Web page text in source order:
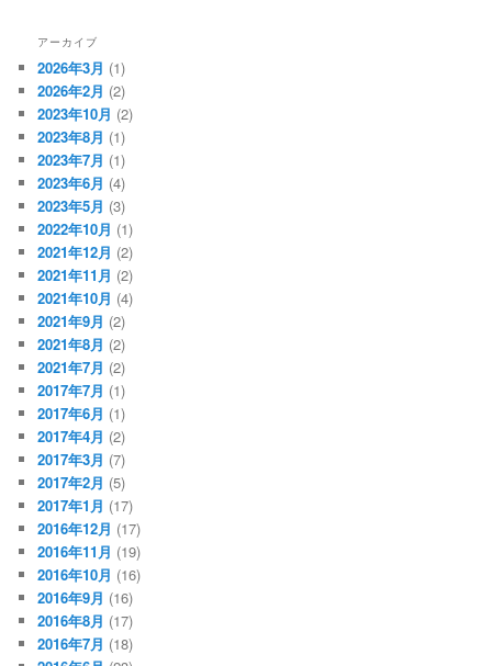
アーカイブ
2026年3月 (1)
2026年2月 (2)
2023年10月 (2)
2023年8月 (1)
2023年7月 (1)
2023年6月 (4)
2023年5月 (3)
2022年10月 (1)
2021年12月 (2)
2021年11月 (2)
2021年10月 (4)
2021年9月 (2)
2021年8月 (2)
2021年7月 (2)
2017年7月 (1)
2017年6月 (1)
2017年4月 (2)
2017年3月 (7)
2017年2月 (5)
2017年1月 (17)
2016年12月 (17)
2016年11月 (19)
2016年10月 (16)
2016年9月 (16)
2016年8月 (17)
2016年7月 (18)